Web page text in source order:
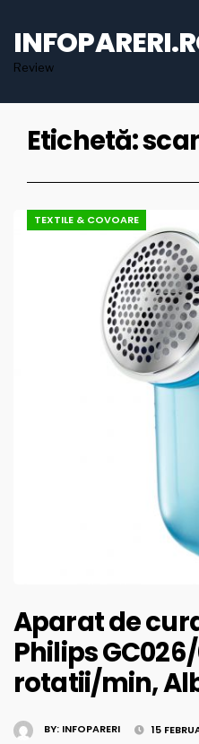
Review
Etichetă:
TEXTILE & COVOARE
Aparat de
Philips
rotatii/min,
BY: INFOPARERI 15